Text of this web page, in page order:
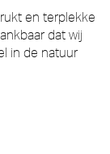
en terplekke
dat wij
in de natuur